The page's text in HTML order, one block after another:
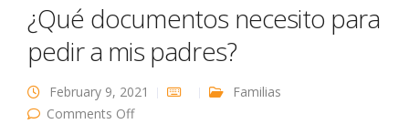
¿Qué documentos necesito para
pedir a mis padres?
February 9, 2021
Familias
Comments Offon ¿Qué documentos necesito para pedir a